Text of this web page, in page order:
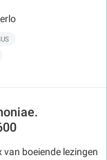
van boeiende lezingen